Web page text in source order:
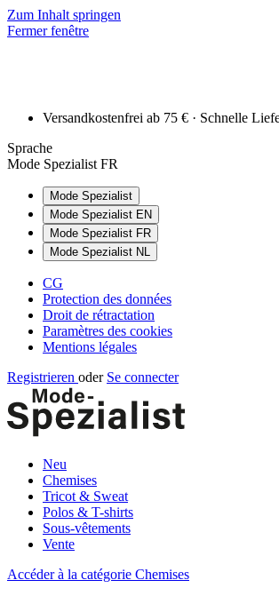
Zum Inhalt springen
Fermer fenêtre
Versandkostenfrei ab 75 € · Schnelle
Sprache
Mode Spezialist FR
Mode Spezialist
Mode Spezialist EN
Mode Spezialist FR
Mode Spezialist NL
CG
Protection des données
Droit de rétractation
Paramètres des cookies
Mentions légales
Registrieren oder Se connecter
Neu
Chemises
Tricot & Sweat
Polos & T-shirts
Sous-vêtements
Vente
Accéder à la catégorie Chemises